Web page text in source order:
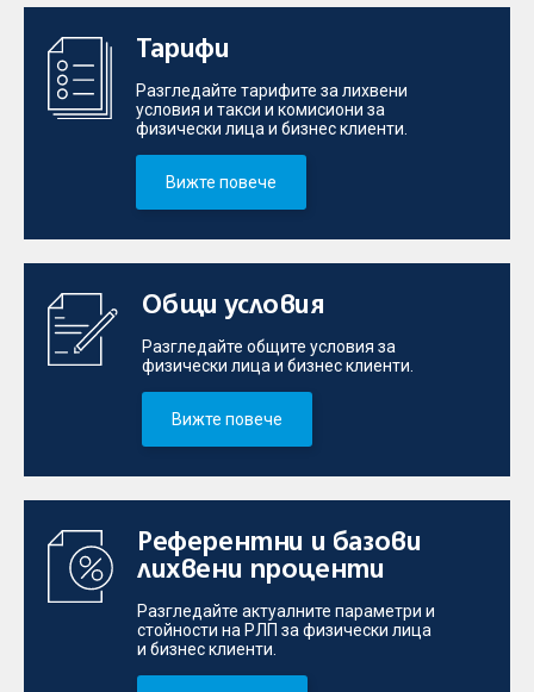
Тарифи
Разгледайте тарифите за лихвени
условия и такси и комисиони за
физически лица и бизнес клиенти.
Вижте повече
Общи условия
Разгледайте общите условия за
физически лица и бизнес клиенти.
Вижте повече
Референтни и базови
лихвени проценти
Разгледайте актуалните параметри и
стойности на РЛП за физически лица
и бизнес клиенти.